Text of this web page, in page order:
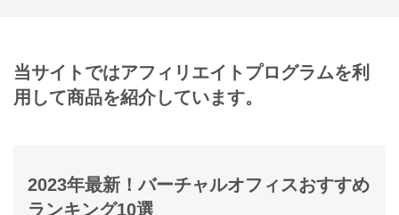
当サイトではアフィリエイトプログラムを利
用して商品を紹介しています。
2023年最新！バーチャルオフィスおすすめ
ランキング10選